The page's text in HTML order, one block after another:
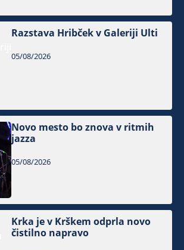
Razstava Hribček v Galeriji Ulti
05/08/2026
Novo mesto bo znova v ritmih
jazza
05/08/2026
Krka je v Krškem odprla novo
čistilno napravo